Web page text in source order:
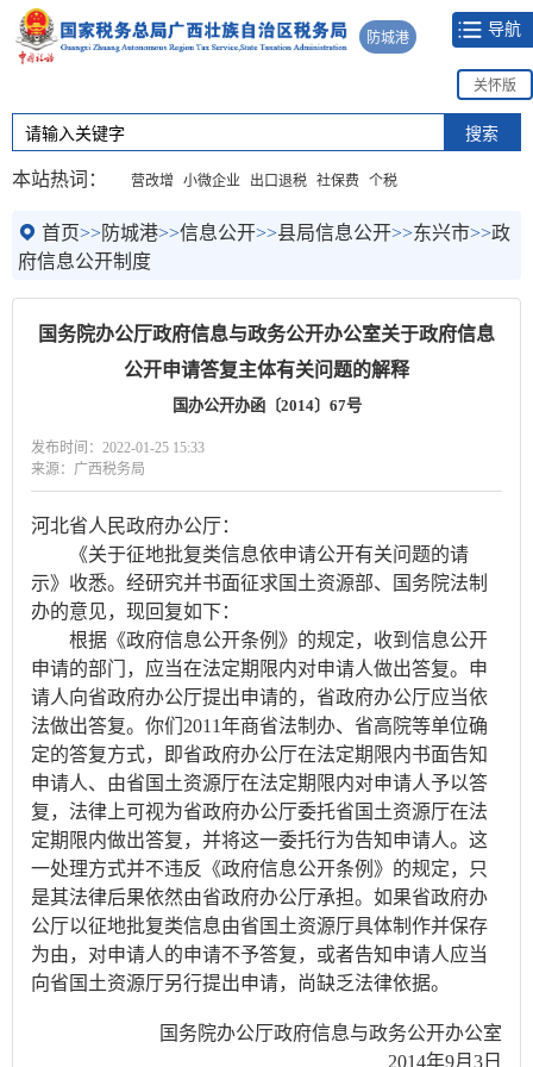
防城港
导航
关怀版
本站热词： 营改增 小微企业 出口退税 社保费 个税
首页>>防城港>>信息公开>>县局信息公开>>东兴市>>政
府信息公开制度
国务院办公厅政府信息与政务公开办公室关于政府信息
公开申请答复主体有关问题的解释
国办公开办函〔2014〕67号
发布时间：2022-01-25 15:33
来源：广西税务局
河北省人民政府办公厅：
《关于征地批复类信息依申请公开有关问题的请
示》收悉。经研究并书面征求国土资源部、国务院法制
办的意见，现回复如下：
根据《政府信息公开条例》的规定，收到信息公开
申请的部门，应当在法定期限内对申请人做出答复。申
请人向省政府办公厅提出申请的，省政府办公厅应当依
法做出答复。你们2011年商省法制办、省高院等单位确
定的答复方式，即省政府办公厅在法定期限内书面告知
申请人、由省国土资源厅在法定期限内对申请人予以答
复，法律上可视为省政府办公厅委托省国土资源厅在法
定期限内做出答复，并将这一委托行为告知申请人。这
一处理方式并不违反《政府信息公开条例》的规定，只
是其法律后果依然由省政府办公厅承担。如果省政府办
公厅以征地批复类信息由省国土资源厅具体制作并保存
为由，对申请人的申请不予答复，或者告知申请人应当
向省国土资源厅另行提出申请，尚缺乏法律依据。
国务院办公厅政府信息与政务公开办公室
2014年9月3日